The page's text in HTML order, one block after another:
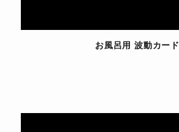
お風呂用 波動カード